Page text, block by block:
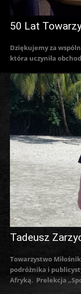
50 Lat
Dziękujemy za
która uczyniła
Tadeusz
Towarzystwo
podróżnika i
Afryką. Prelekcja